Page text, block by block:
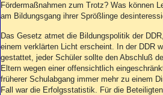
Abonnent
Abo
Archiv
Mediadaten
Kontakt
Impressum
Fördermaßnahmen zum Trotz? Was können
am Bildungsgang ihrer Sprößlinge
Das Gesetz atmet die Bildungspolitik der
einem verklärten Licht erscheint. In der DDR
gestattet, jeder Schüler sollte den Abschluß
Eltern wegen einer offensichtlich
früherer Schulabgang immer mehr zu einem
Fall war die Erfolgsstatistik. Für die